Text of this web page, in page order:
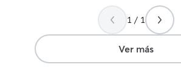
1 / 1
Ver más